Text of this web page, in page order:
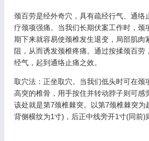
颈百劳是经外奇穴，具有疏经行气、通络
疗颈项强痛。当我们长期伏案工作时，颈
期下来就容易使颈椎发生退变，局部肌肉
阻，从而诱发颈椎疼痛。通过按揉颈百劳
经气，起到通络止痛之效。
取穴法：正坐取穴。当我们低头时可在颈
高突的椎骨，用手按住并转动脖子则可感
该处就是第7颈椎棘突。以第7颈椎棘突为
背侧横纹为1寸)，后正中线旁开1寸(同前)